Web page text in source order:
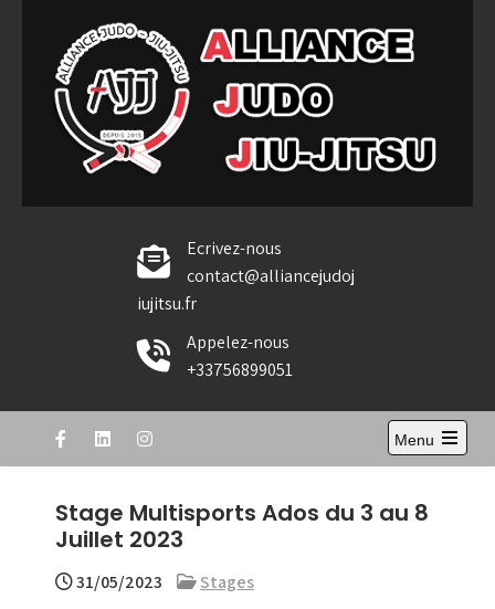
content
Alliance Judo Jiu-jitsu
Ecrivez-nous
contact@alliancejudoj
iujitsu.fr
Appelez-nous
+33756899051
Menu
Open
menu
Stage Multisports Ados du 3 au 8
Juillet 2023
31/05/2023
Stages